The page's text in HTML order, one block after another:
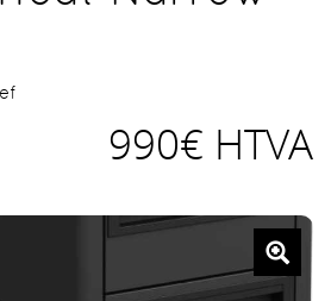
990€ HTVA